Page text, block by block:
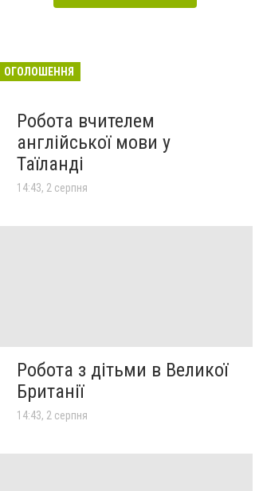
ОГОЛОШЕННЯ
Робота вчителем
англійської мови у
Таїланді
14:43, 2 серпня
Робота з дітьми в Великої
Британії
14:43, 2 серпня